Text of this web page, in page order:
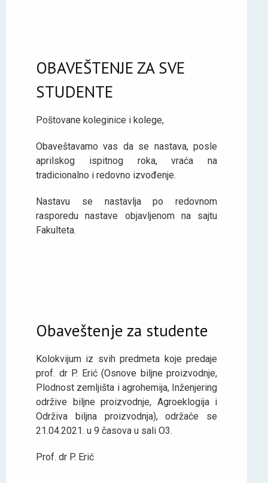
OBAVEŠTENJE ZA SVE
STUDENTE
Poštovane koleginice i kolege,
Obaveštavamo vas da se nastava, posle
aprilskog ispitnog roka, vraća na
tradicionalno i redovno izvođenje.
Nastavu se nastavlja po redovnom
rasporedu nastave objavljenom na sajtu
Fakulteta.
Obaveštenje za studente
Kolokvijum iz svih predmeta koje predaje
prof. dr P. Erić (Osnove biljne proizvodnje,
Plodnost zemljišta i agrohemija, Inženjering
održive biljne proizvodnje, Agroeklogija i
Održiva biljna proizvodnja), održaće se
21.04.2021. u 9 časova u sali O3.
Prof. dr P. Erić